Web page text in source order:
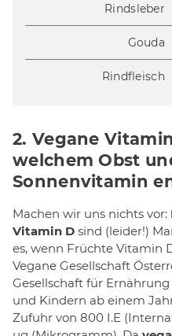
Rindsleber
Gouda
Rindfleisch
2. Vegane
welchem Obst
Sonnenvitamin
Machen wir uns nichts vor:
Vitamin D sind (leider!)
es, wenn Früchte Vitamin
Vegane Gesellschaft
Gesellschaft für
und Kindern ab einem
Zufuhr von 800 I.E